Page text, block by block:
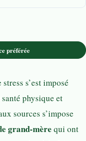
préférée
s’est imposé
physique et
sources s’impose
grand-mère qui ont